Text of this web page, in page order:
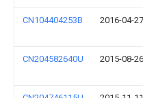
CN104404253B 2016-04-27
CN204582640U 2015-08-26